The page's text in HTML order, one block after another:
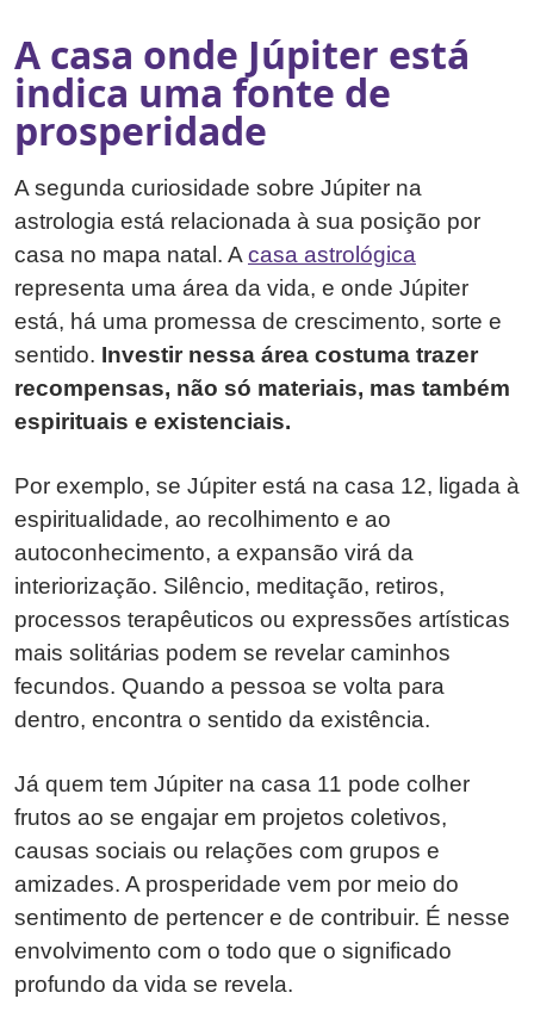
A casa onde Júpiter está
indica uma fonte de
prosperidade
A segunda curiosidade sobre Júpiter na
astrologia está relacionada à sua posição por
casa no mapa natal. A casa astrológica
representa uma área da vida, e onde Júpiter
está, há uma promessa de crescimento, sorte e
sentido. Investir nessa área costuma trazer
recompensas, não só materiais, mas também
espirituais e existenciais.
Por exemplo, se Júpiter está na casa 12, ligada à
espiritualidade, ao recolhimento e ao
autoconhecimento, a expansão virá da
interiorização. Silêncio, meditação, retiros,
processos terapêuticos ou expressões artísticas
mais solitárias podem se revelar caminhos
fecundos. Quando a pessoa se volta para
dentro, encontra o sentido da existência.
Já quem tem Júpiter na casa 11 pode colher
frutos ao se engajar em projetos coletivos,
causas sociais ou relações com grupos e
amizades. A prosperidade vem por meio do
sentimento de pertencer e de contribuir. É nesse
envolvimento com o todo que o significado
profundo da vida se revela.